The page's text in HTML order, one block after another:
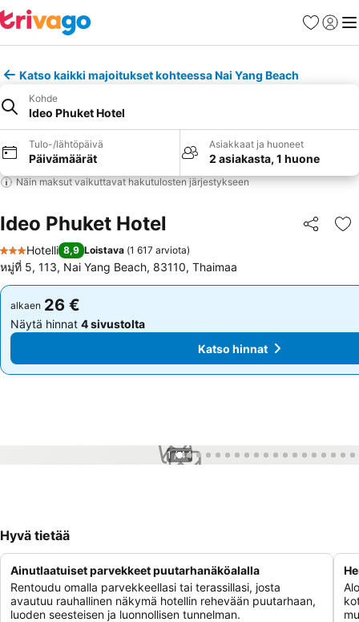
Suosikit
Katso kaikki majoitukset kohteessa Nai Yang Beach
Kohde
Ideo Phuket Hotel
Tulo-/lähtöpäivä
Päivämäärät
Asiakkaat ja huoneet
2 asiakasta, 1 huone
Näin maksut vaikuttavat hakutulosten järjestykseen
Ideo Phuket Hotel Jaa
3 Tähtiluokitus
Hotelli 8,9 Loistava (1 617 arviota)
หมู่ที่ 5, 113, Nai Yang Beach, 83110, Thaimaa
alkaen 26 €
Näytä hinnat 4 sivustolta
Katso hinnat
alkaen 26 €
Näytä hinnat 4 sivustolta
Katso hinnat
1 / 44
Hyvä tietää
Ainutlaatuiset parvekkeet puutarhanäköalalla
Rentoudu omalla parvekkeellasi tai terassillasi, josta
avautuu rauhallinen näkymä hotellin rehevään puutarhaan,
luoden seesteisen ja luonnollisen tunnelman.